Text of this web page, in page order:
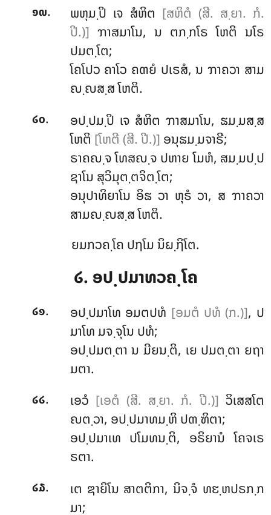
໑໙. ພຫຸມ຺ປິ ເຈ ສໍຫິຕ [ສຫິຕໍ (ສີ. ສ຺ຍາ. ກໍ.
ປີ.)] ຠາສມາໂນ, ນ ຕກ຺ກໂຣ ໂຫຕິ ນໂຣ
ປມຕ຺ໂຕ;
ໂຄໂປວ ຄາໂວ ຄຓຍໍ ປເຣສໍ, ນ ຠາຄວາ ສາມ
ຎ຺ຎສ຺ສ ໂຫຕິ.
໒໐.
ອປ຺ປມ຺ປິ ເຈ ສໍຫິຕ ຠາສມາໂນ, ຘມ຺ມສ຺ສ
ໂຫຕິ [ໂຫຕີ (ສີ. ປີ.)] ອນຸຘມ຺ມຈາຣີ;
ຣາຄຎ຺ຈ ໂທສຎ຺ຈ ປຫາຍ ໂມຫໍ, ສມ຺ມປ຺ປ
ຊາໂນ ສຸວິມຸຕ຺ຕຈິຕ຺ໂຕ;
ອນຸປາທິຍາໂນ ອິຘ ວາ ຫຸຣໍ ວາ, ສ ຠາຄວາ
ສາມຎ຺ຎສ຺ສ ໂຫຕິ.
ຍມກວຄ຺ໂຄ ປຐໂມ ນິຏ຺ຐິໂຕ.
໒. ອປ຺ປມາທວຄ຺ໂຄ
໒໑. ອປ຺ປມາໂທ ອມຕປທໍ [ອມຕໍ ປທໍ (ກ.)], ປ
ມາໂທ ມຈ຺ຈຸໂນ ປທໍ;
ອປ຺ປມຕ຺ຕາ ນ ມີຍນ຺ຕິ, ເຍ ປມຕ຺ຕາ ຍຖາ
ມຕາ.
໒໒. ເອວໍ [ເອຕໍ (ສີ. ສ຺ຍາ. ກໍ. ປີ.)] ວິເສສໂຕ
ຎຕ຺ວາ, ອປ຺ປມາທມ຺ຫິ ປຓ຺ຑິຕາ;
ອປ຺ປມາເທ ປໂມທນ຺ຕິ, ອຣິຍານໍ ໂຄຈເຣ
ຣຕາ.
໒໓.
ເຕ ຌາຍິໂນ ສາຕຕິກາ, ນິຈ຺ຈໍ ທຬ຺ຫປຣກ຺ກ
ມາ;